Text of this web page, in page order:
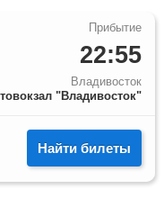
22:55
Владивосток
"Владивосток"
Найти билеты